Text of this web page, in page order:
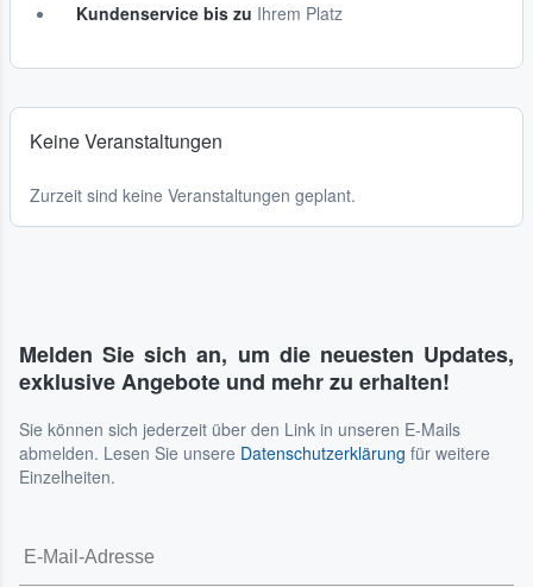
Kundenservice bis zu Ihrem Platz
Keine Veranstaltungen
Zurzeit sind keine Veranstaltungen geplant.
Melden Sie sich an, um die neuesten Updates,
exklusive Angebote und mehr zu erhalten!
Sie können sich jederzeit über den Link in unseren E-Mails
abmelden. Lesen Sie unsere Datenschutzerklärung für weitere
Einzelheiten.